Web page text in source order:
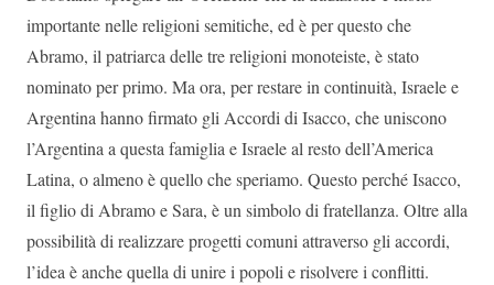
importante nelle religioni semitiche, ed è per questo che
Abramo, il patriarca delle tre religioni monoteiste, è stato
nominato per primo. Ma ora, per restare in continuità, Israele e
Argentina hanno firmato gli Accordi di Isacco, che uniscono
l’Argentina a questa famiglia e Israele al resto dell’America
Latina, o almeno è quello che speriamo. Questo perché Isacco,
il figlio di Abramo e Sara, è un simbolo di fratellanza. Oltre alla
possibilità di realizzare progetti comuni attraverso gli accordi,
l’idea è anche quella di unire i popoli e risolvere i conflitti.